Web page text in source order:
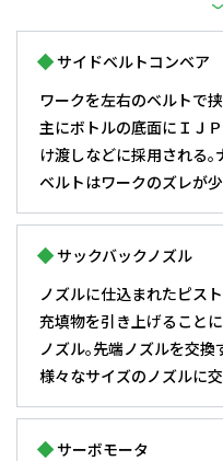
サイドベルトコンベア
ワークを左右のベルトで
主にボトルの底面にＩＪ
け渡しなどに採用される
ベルトはワークのズレが
サックバックノズル
ノズルに仕込まれたピス
充填物を引き上げること
ノズル｡先端ノズルを交
様々なサイズのノズルに
サーボモータ